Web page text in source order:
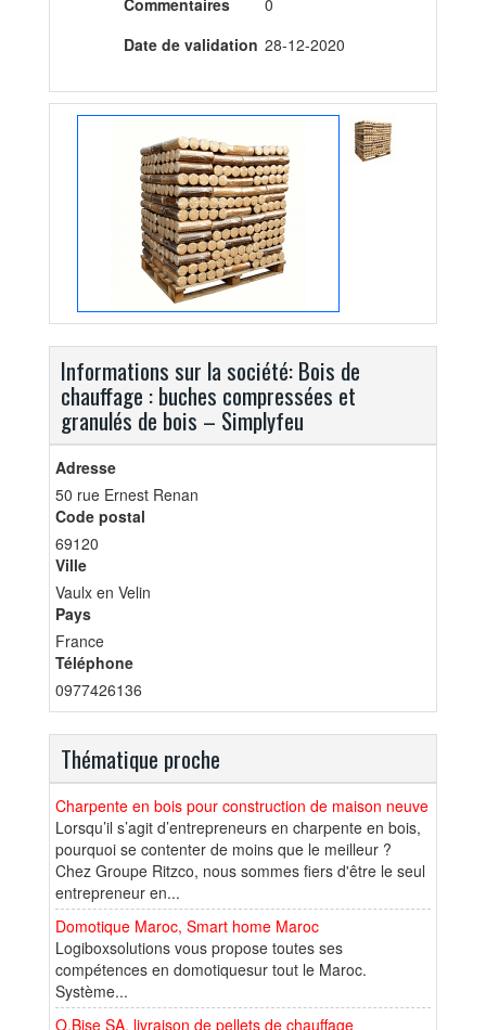
Commentaires
0
Date de validation 28-12-2020
Informations sur la société: Bois de
chauffage : buches compressées et
granulés de bois – Simplyfeu
Adresse
50 rue Ernest Renan
Code postal
69120
Ville
Vaulx en Velin
Pays
France
Téléphone
0977426136
Thématique proche
Charpente en bois pour construction de maison neuve
Lorsqu’il s’agit d’entrepreneurs en charpente en bois,
pourquoi se contenter de moins que le meilleur ?
Chez Groupe Ritzco, nous sommes fiers d'être le seul
entrepreneur en...
Domotique Maroc, Smart home Maroc
Logiboxsolutions vous propose toutes ses
compétences en domotiquesur tout le Maroc.
Système...
O.Bise SA, livraison de pellets de chauffage